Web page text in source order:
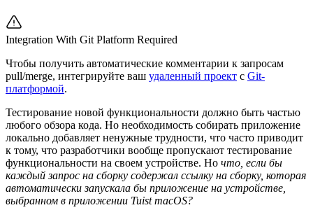
Integration With Git Platform Required
Чтобы получить автоматические комментарии к запросам
pull/merge, интегрируйте ваш удаленный проект с Git-
платформой.
Тестирование новой функциональности должно быть частью
любого обзора кода. Но необходимость собирать приложение
локально добавляет ненужные трудности, что часто приводит
к тому, что разработчики вообще пропускают тестирование
функциональности на своем устройстве. Но что, если бы
каждый запрос на сборку содержал ссылку на сборку, которая
автоматически запускала бы приложение на устройстве,
выбранном в приложении Tuist macOS?